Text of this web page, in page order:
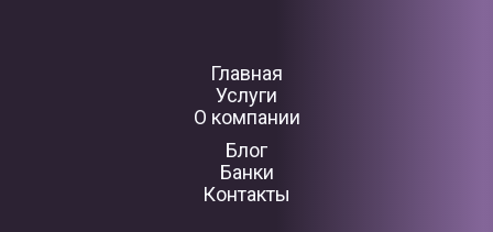
Главная
Услуги
О компании
Блог
Банки
Контакты